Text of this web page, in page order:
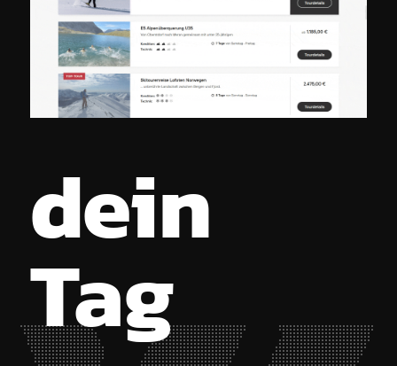
dein
Tag